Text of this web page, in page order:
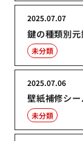
鍵の種類別
2025.07.07
未分類
壁紙補修シ
2025.07.06
未分類